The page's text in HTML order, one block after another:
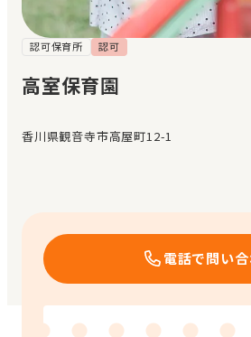
メッセージ
おすすめの園
エンクルの特徴と活用方法
認可保育所 認可
高室保育園
香川県観音寺市高屋町12-1
電話で問い